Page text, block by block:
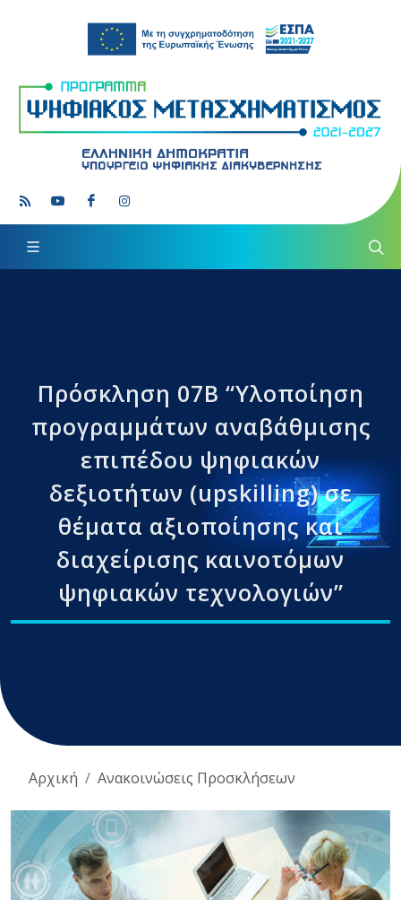
Πρόσκληση 07Β “Υλοποίηση
προγραμμάτων αναβάθμισης
επιπέδου ψηφιακών
δεξιοτήτων (upskilling) σε
θέματα αξιοποίησης και
διαχείρισης καινοτόμων
ψηφιακών τεχνολογιών”
Αρχική Ανακοινώσεις Προσκλήσεων